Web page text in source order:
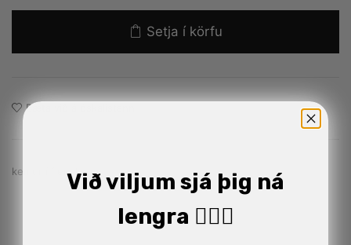
Setja í körfu
Bæta við á óskalistann
kemur í fleiri litumVið viljum sjá þig ná
lengra 🏋🏼‍♂️